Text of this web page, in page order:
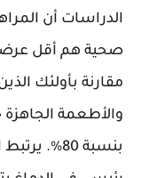
الدراسات أن
مقارنة بأولئك
والأطعمة الجاهزة
بنسبة